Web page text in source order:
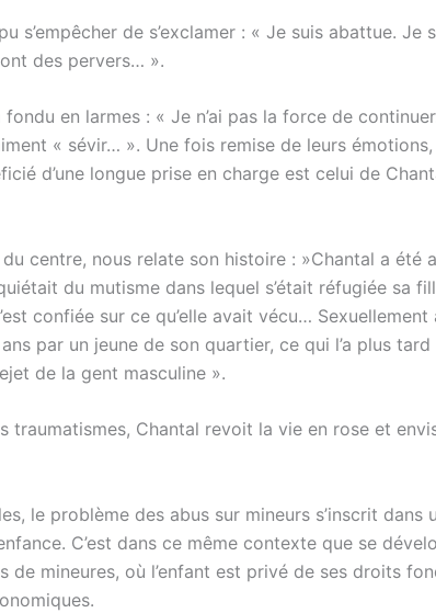
s’empêcher de s’exclamer : « Je suis abattue. Je
des pervers… ».
en larmes : « Je n’ai pas la force de
« sévir… ». Une fois remise de leurs
d’une longue prise en charge est celui de
centre, nous relate son histoire : »Chantal a été
du mutisme dans lequel s’était réfugiée sa
confiée sur ce qu’elle avait vécu… Sexuellement
par un jeune de son quartier, ce qui l’a plus
de la gent masculine ».
traumatismes, Chantal revoit la vie en rose et
le problème des abus sur mineurs s’inscrit dans
C’est dans ce même contexte que se
de mineures, où l’enfant est privé de ses droits